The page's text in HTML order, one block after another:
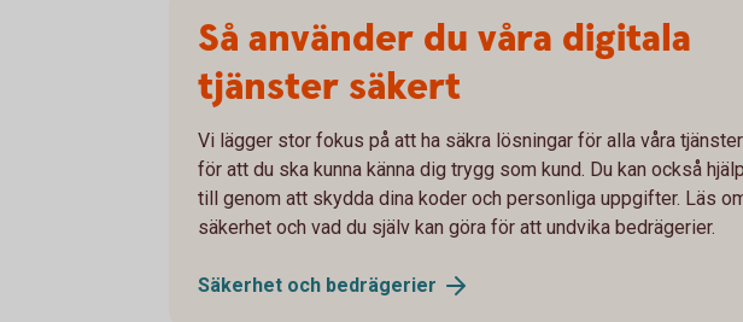
Så använder du våra digitala
tjänster säkert
Vi lägger stor fokus på att ha säkra lösningar för alla våra tjänster
för att du ska kunna känna dig trygg som kund. Du kan också
till genom att skydda dina koder och personliga uppgifter. Läs
säkerhet och vad du själv kan göra för att undvika bedrägerier.
Säkerhet och bedrägerier